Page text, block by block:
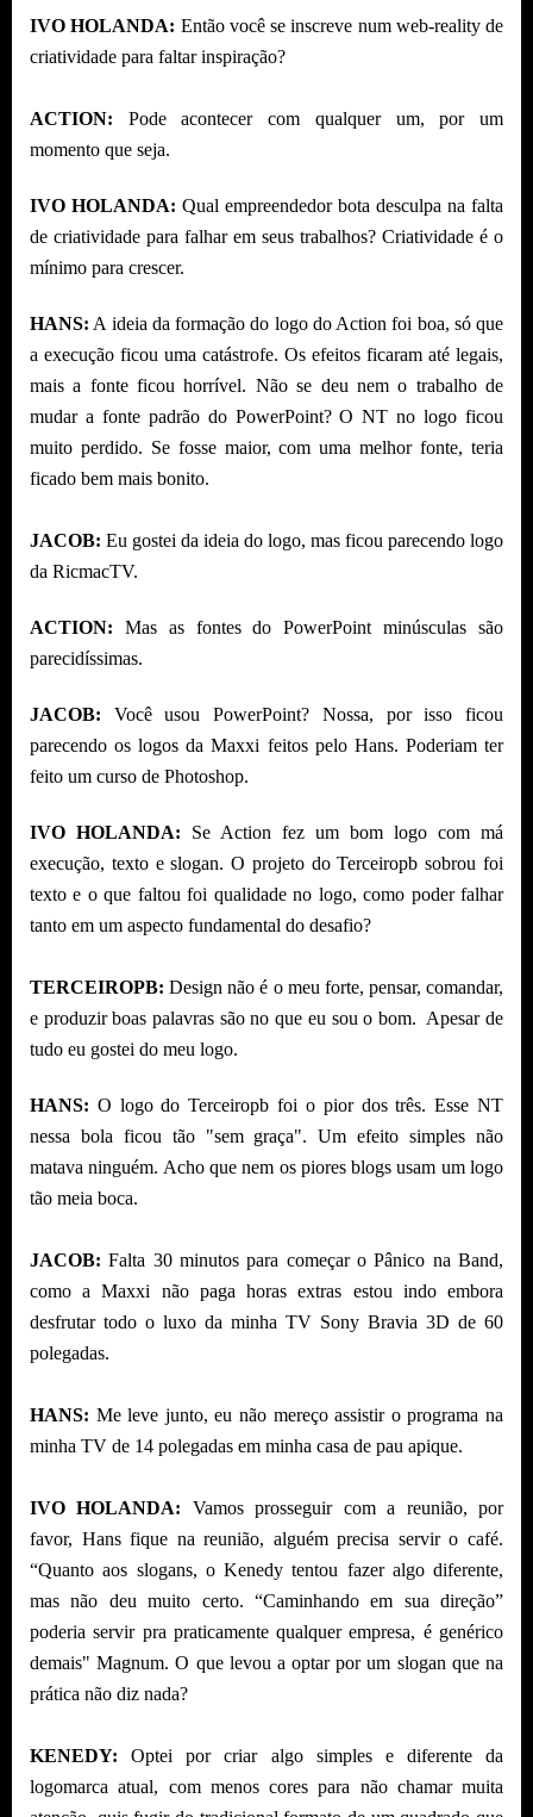
IVO HOLANDA: Então você se inscreve num web-reality de
criatividade para faltar inspiração?
ACTION: Pode acontecer com qualquer um, por um
momento que seja.
IVO HOLANDA: Qual empreendedor bota desculpa na falta
de criatividade para falhar em seus trabalhos? Criatividade é o
mínimo para crescer.
HANS: A ideia da formação do logo do Action foi boa, só que
a execução ficou uma catástrofe. Os efeitos ficaram até legais,
mais a fonte ficou horrível. Não se deu nem o trabalho de
mudar a fonte padrão do PowerPoint? O NT no logo ficou
muito perdido. Se fosse maior, com uma melhor fonte, teria
ficado bem mais bonito.
JACOB: Eu gostei da ideia do logo, mas ficou parecendo logo
da RicmacTV.
ACTION: Mas as fontes do PowerPoint minúsculas são
parecidíssimas.
JACOB: Você usou PowerPoint? Nossa, por isso ficou
parecendo os logos da Maxxi feitos pelo Hans. Poderiam ter
feito um curso de Photoshop.
IVO HOLANDA: Se Action fez um bom logo com má
execução, texto e slogan. O projeto do Terceiropb sobrou foi
texto e o que faltou foi qualidade no logo, como poder falhar
tanto em um aspecto fundamental do desafio?
TERCEIROPB: Design não é o meu forte, pensar, comandar,
e produzir boas palavras são no que eu sou o bom. Apesar de
tudo eu gostei do meu logo.
HANS: O logo do Terceiropb foi o pior dos três. Esse NT
nessa bola ficou tão "sem graça". Um efeito simples não
matava ninguém. Acho que nem os piores blogs usam um logo
tão meia boca.
JACOB: Falta 30 minutos para começar o Pânico na Band,
como a Maxxi não paga horas extras estou indo embora
desfrutar todo o luxo da minha TV Sony Bravia 3D de 60
polegadas.
HANS: Me leve junto, eu não mereço assistir o programa na
minha TV de 14 polegadas em minha casa de pau apique.
IVO HOLANDA: Vamos prosseguir com a reunião, por
favor, Hans fique na reunião, alguém precisa servir o café.
“Quanto aos slogans, o Kenedy tentou fazer algo diferente,
mas não deu muito certo. “Caminhando em sua direção”
poderia servir pra praticamente qualquer empresa, é genérico
demais" Magnum. O que levou a optar por um slogan que na
prática não diz nada?
KENEDY: Optei por criar algo simples e diferente da
logomarca atual, com menos cores para não chamar muita